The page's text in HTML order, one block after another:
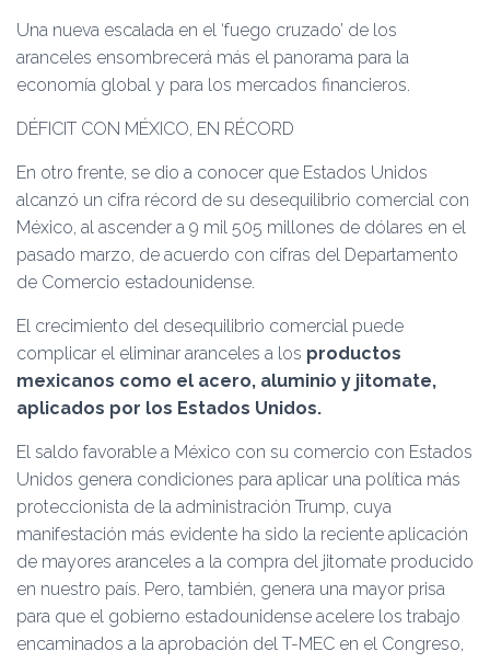
Una nueva escalada en el ‘fuego cruzado’ de los
aranceles ensombrecerá más el panorama para la
economía global y para los mercados financieros.
DÉFICIT CON MÉXICO, EN RÉCORD
En otro frente, se dio a conocer que Estados Unidos
alcanzó un cifra récord de su desequilibrio comercial con
México, al ascender a 9 mil 505 millones de dólares en el
pasado marzo, de acuerdo con cifras del Departamento
de Comercio estadounidense.
El crecimiento del desequilibrio comercial puede
complicar el eliminar aranceles a los productos
mexicanos como el acero, aluminio y jitomate,
aplicados por los Estados Unidos.
El saldo favorable a México con su comercio con Estados
Unidos genera condiciones para aplicar una política más
proteccionista de la administración Trump, cuya
manifestación más evidente ha sido la reciente aplicación
de mayores aranceles a la compra del jitomate producido
en nuestro país. Pero, también, genera una mayor prisa
para que el gobierno estadounidense acelere los trabajo
encaminados a la aprobación del T-MEC en el Congreso,